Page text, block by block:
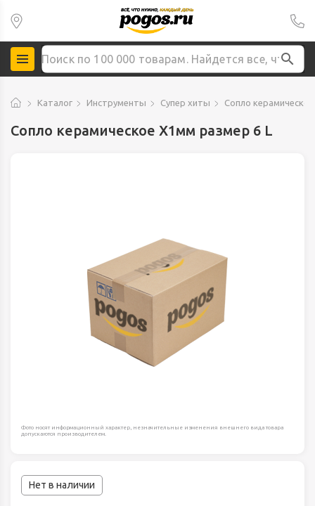
Каталог Инструменты Супер хиты Сопло
Сопло керамическое X1мм размер 6 L
Фото носят информационный характер, незначительные изменения внешнего вида товара
допускаются производителем.
Нет в наличии